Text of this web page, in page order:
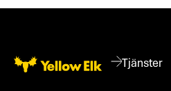
Footer
Tjänster